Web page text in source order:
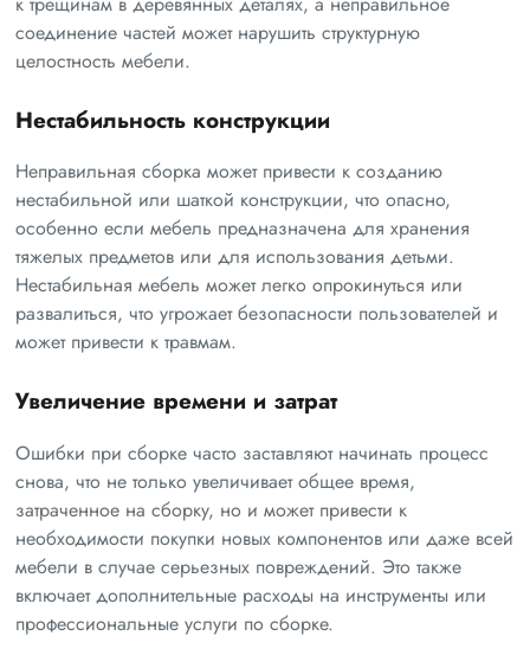
соединение частей может нарушить структурную
целостность мебели.
Нестабильность конструкции
Неправильная сборка может привести к созданию
нестабильной или шаткой конструкции, что опасно,
особенно если мебель предназначена для хранения
тяжелых предметов или для использования детьми.
Нестабильная мебель может легко опрокинуться или
развалиться, что угрожает безопасности пользователей и
может привести к травмам.
Увеличение времени и затрат
Ошибки при сборке часто заставляют начинать процесс
снова, что не только увеличивает общее время,
затраченное на сборку, но и может привести к
необходимости покупки новых компонентов или даже всей
мебели в случае серьезных повреждений. Это также
включает дополнительные расходы на инструменты или
профессиональные услуги по сборке.